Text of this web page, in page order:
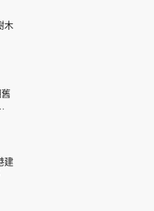
木
建